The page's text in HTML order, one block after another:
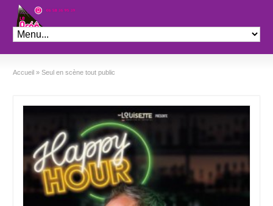
Théâtre le Préo
Accueil » Seul en scène tout public